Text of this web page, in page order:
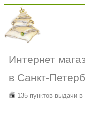
Интернет
в Санкт-
135 пунктов выдачи